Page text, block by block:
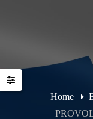
Home